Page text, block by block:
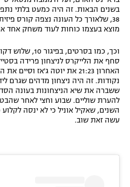
בשנים הבאות. זה היה כמעט בלתי
38, שלאורך כל העונה נצפה קורס
מוצא בעצמו כוחות לעוד משחק אחד
וכך, כמו בסרטים,
סחף את הלייקרס לניצחון פרידה
נקודות. זה היה ניצחון מדהים שגרם
ששברה את שיא הניצחונות בעונה
להערת שוליים. שבוע וחצי לאחר
עשה זאת שוב.